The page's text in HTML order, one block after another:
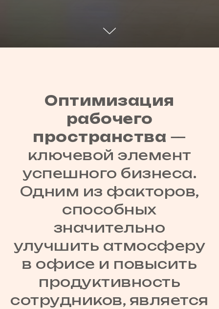
Оптимизация
рабочего
пространства —
ключевой элемент
успешного бизнеса.
Одним из факторов,
способных
значительно
улучшить атмосферу
в офисе и повысить
продуктивность
сотрудников, является